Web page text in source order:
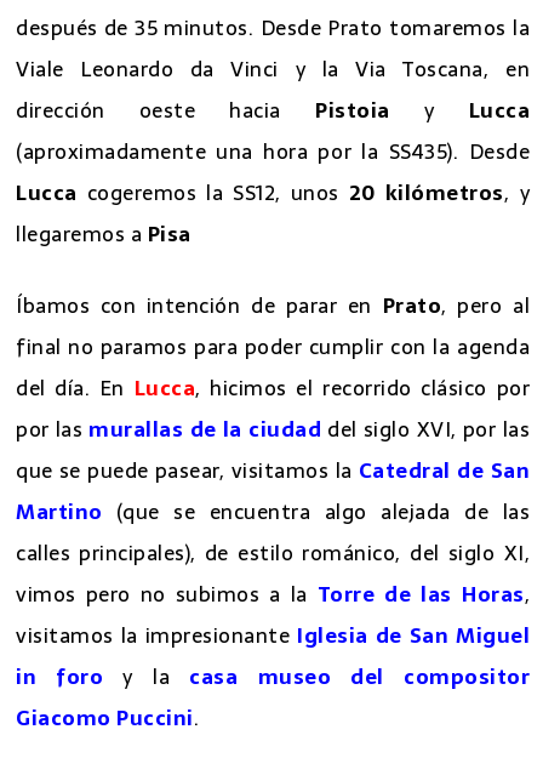
oeste por la A11/E76, tomando la salida hacia Prato
después de 35 minutos. Desde Prato tomaremos la
Viale Leonardo da Vinci y la Via Toscana, en
dirección oeste hacia Pistoiay Lucca
(aproximadamente una hora por la SS435). Desde
Luccacogeremos la SS12, unos
Íbamos con intención de parar enPrato, pero al
final no paramos para poder cumplir con la agenda
del día. EnLucca, hicimos el recorrido clásico por
por lasmurallas de la ciudaddel siglo XVI, por las
que se puede pasear, visitamos laCatedral de San
Martino(que se encuentra algo alejada de las
calles principales), de estilo románico, del siglo XI,
vimos pero no subimos a laTorre de las Horas,
visitamos la impresionante Iglesia de San Miguel
in foroy la casa museo del compositor